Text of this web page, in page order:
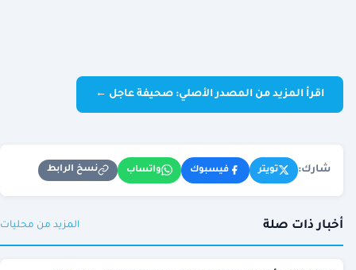
اقرأ المزيد من المصدر الأصلي: صحيفة عاجل ←
شارك: تويتر فيسبوك واتساب نسخ الرابط
أخبار ذات صلة المزيد من محليات